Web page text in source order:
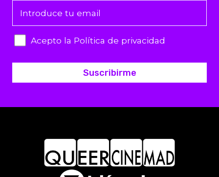
Acepto la Política de privacidad
Suscribirme